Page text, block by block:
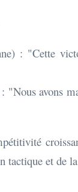
: "Cette
"Nous avons
tactique et de